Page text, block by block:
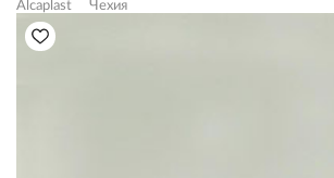
Alcaplast Чехия